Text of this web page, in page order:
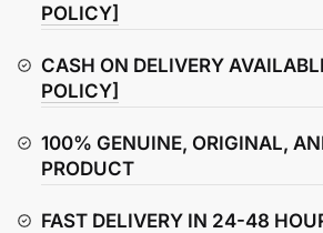
quantity
POLICY]
CASH ON DELIVERY
POLICY]
100% GENUINE, ORIGINAL,
PRODUCT
FAST DELIVERY IN 24-48